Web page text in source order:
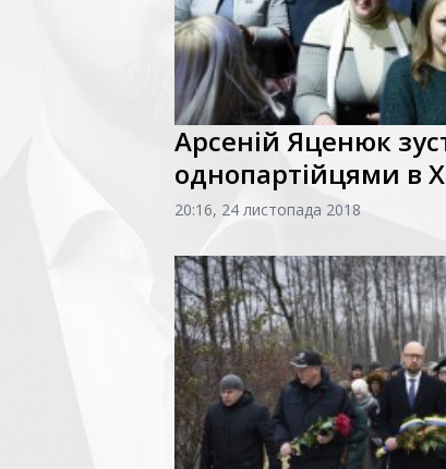
Арсеній Яценюк
однопартійцями в
20:16, 24 листопада 2018